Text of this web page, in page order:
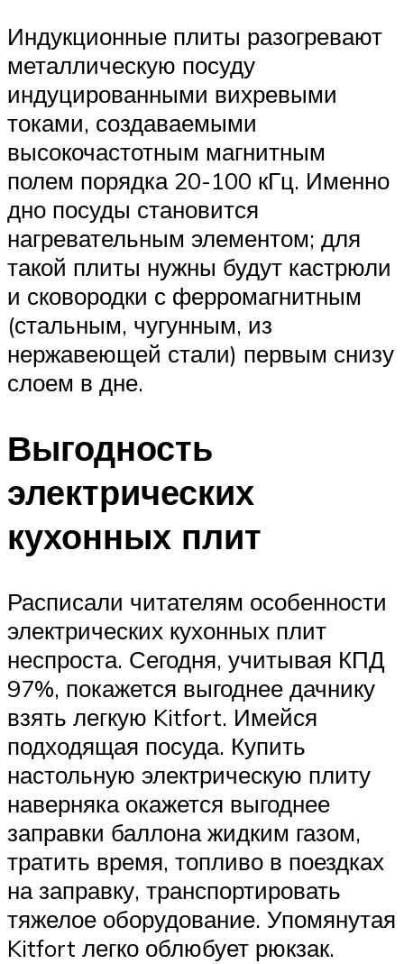
Индукционные плиты разогревают
металлическую посуду
индуцированными вихревыми
токами, создаваемыми
высокочастотным магнитным
полем порядка 20-100 кГц. Именно
дно посуды становится
нагревательным элементом; для
такой плиты нужны будут кастрюли
и сковородки с ферромагнитным
(стальным, чугунным, из
нержавеющей стали) первым снизу
слоем в дне.
Выгодность
электрических
кухонных плит
Расписали читателям особенности
электрических кухонных плит
неспроста. Сегодня, учитывая КПД
97%, покажется выгоднее дачнику
взять легкую Kitfort. Имейся
подходящая посуда. Купить
настольную электрическую плиту
наверняка окажется выгоднее
заправки баллона жидким газом,
тратить время, топливо в поездках
на заправку, транспортировать
тяжелое оборудование. Упомянутая
Kitfort легко облюбует рюкзак.